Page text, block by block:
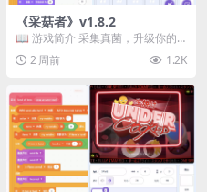
《采菇者》v1.8.2
📖 游戏简介 采集真菌，升级你的
机体，并前往未知领域探索。 这是
一款静谧的探索冒...
2 周前 1.2K